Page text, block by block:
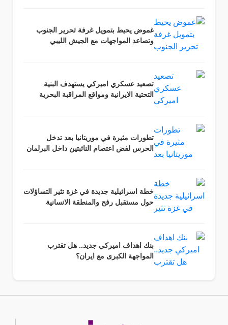
غموض يحيط بتمويل غرفة تحرير الجنوب
وتصاعد المواجهات مع الجيش الليبي
تصعيد عسكري اميركي يستهدف البنية
التحتية الايرانية ومواقع المراقبة البحرية
تطورات مثيرة في موريتانيا بعد تدخل
الحرس لفض اعتصام النائبتين داخل البرلمان
خطة اسرائيلية جديدة في غزة تثير التساؤلات
حول مستقبل رفح والمنطقة الانسانية
بنك اهداف اميركي جديد.. هل تقترب
المواجهة الكبرى مع ايران؟